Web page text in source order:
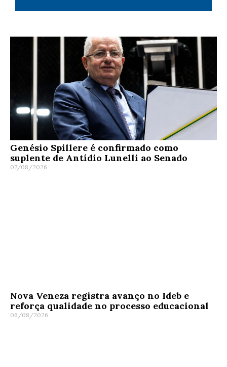
Genésio Spillere é confirmado como
suplente de Antídio Lunelli ao Senado
07/08/2026
Nova Veneza registra avanço no Ideb e
reforça qualidade no processo educacional
06/08/2026